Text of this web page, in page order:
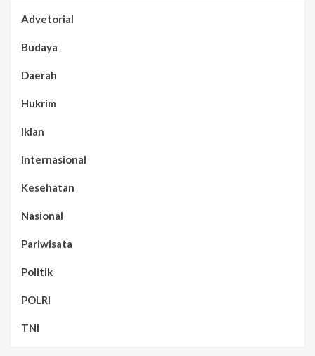
Advetorial
Budaya
Daerah
Hukrim
Iklan
Internasional
Kesehatan
Nasional
Pariwisata
Politik
POLRI
TNI